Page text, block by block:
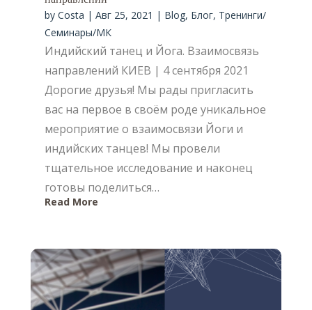
by Costa | Авг 25, 2021 | Blog, Блог, Тренинги/
Семинары/МК
Индийский танец и Йога. Взаимосвязь
направлений КИЕВ | 4 сентября 2021
Дорогие друзья! Мы рады пригласить
вас на первое в своём роде уникальное
мероприятие о взаимосвязи Йоги и
индийских танцев! Мы провели
тщательное исследование и наконец
готовы поделиться…
Read More